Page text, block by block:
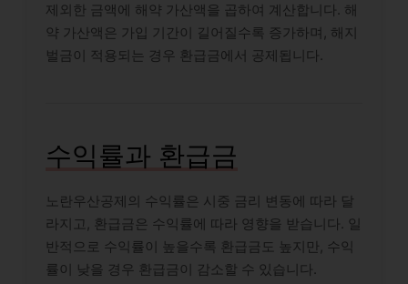
제외한 금액에 해약 가산액을 곱하여 계산합니다. 해
약 가산액은 가입 기간이 길어질수록 증가하며, 해지
벌금이 적용되는 경우 환급금에서 공제됩니다.
수익률과 환급금
노란우산공제의 수익률은 시중 금리 변동에 따라 달
라지고, 환급금은 수익률에 따라 영향을 받습니다. 일
반적으로 수익률이 높을수록 환급금도 높지만, 수익
률이 낮을 경우 환급금이 감소할 수 있습니다.